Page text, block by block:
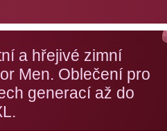
a hřejivé zimní
Men. Oblečení pro
generací až do